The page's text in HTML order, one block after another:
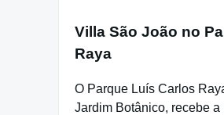
Villa São João no
Raya
O Parque Luís Carlos
Jardim Botânico, recebe a